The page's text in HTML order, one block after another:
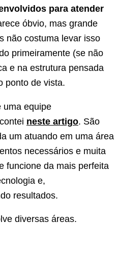
para atender
óbvio, mas grande
não costuma levar isso
primeiramente (se não
e na estrutura pensada
ponto de vista.
uma equipe
neste artigo. São
um atuando em uma área
necessários e muita
funcione da mais perfeita
e,
resultados.
diversas áreas.